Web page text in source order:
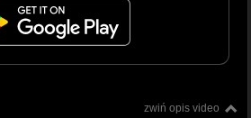
zwiń opis video